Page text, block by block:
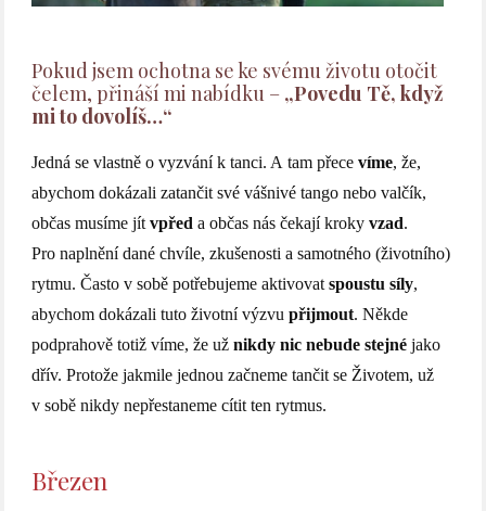
Pokud jsem ochotna se ke svému životu otočit
čelem, přináší mi nabídku – „Povedu Tě, když
mi to dovolíš…“
Jedná se vlastně o vyzvání k tanci. A tam přecevíme, že,
abychom dokázali zatančit své vášnivé tango nebo valčík,
občas musíme jítvpřed a občas nás čekají krokyvzad.
Pro naplnění dané chvíle, zkušenosti a samotného (životního)
rytmu. Často v sobě potřebujeme aktivovatspoustu síly,
abychom dokázali tuto životní výzvupřijmout. Někde
podprahově totiž víme, že užnikdy nic nebude stejné jako
dřív. Protože jakmile jednou začneme tančit se Životem, už
v sobě nikdy nepřestaneme cítit ten rytmus.
Březen